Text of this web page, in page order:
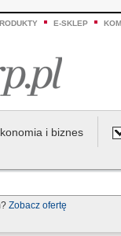
E-SKLEP
i biznes
Zobacz ofertę